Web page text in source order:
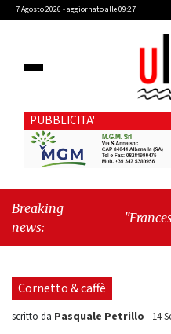
7 Agosto 2026 - aggiornato alle 09:27
PUBBLICITA'
Breaking
news:
"Francesco
L'opposizione
voto"
Cornetto & caffè
scritto da Pasquale Petrillo - 14